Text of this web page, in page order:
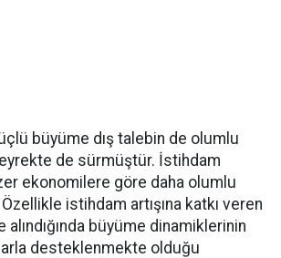
büyüme dış talebin de olumlu
de sürmüştür. İstihdam
ekonomilere göre daha olumlu
istihdam artışına katkı veren
büyüme dinamiklerinin
desteklenmekte olduğu